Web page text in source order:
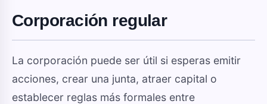
Corporación regular
La corporación puede ser útil si esperas emitir
acciones, crear una junta, atraer capital o
establecer reglas más formales entre